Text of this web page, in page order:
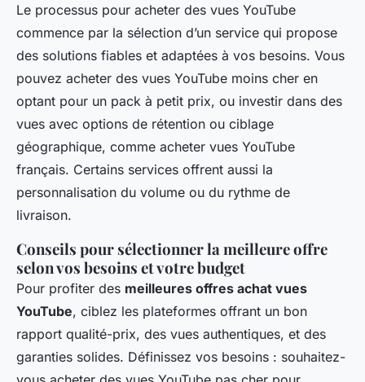
Le processus pour acheter des vues YouTube
commence par la sélection d’un service qui propose
des solutions fiables et adaptées à vos besoins. Vous
pouvez acheter des vues YouTube moins cher en
optant pour un pack à petit prix, ou investir dans des
vues avec options de rétention ou ciblage
géographique, comme acheter vues YouTube
français. Certains services offrent aussi la
personnalisation du volume ou du rythme de
livraison.
Conseils pour sélectionner la meilleure offre
selon vos besoins et votre budget
Pour profiter des meilleures offres achat vues
YouTube, ciblez les plateformes offrant un bon
rapport qualité-prix, des vues authentiques, et des
garanties solides. Définissez vos besoins : souhaitez-